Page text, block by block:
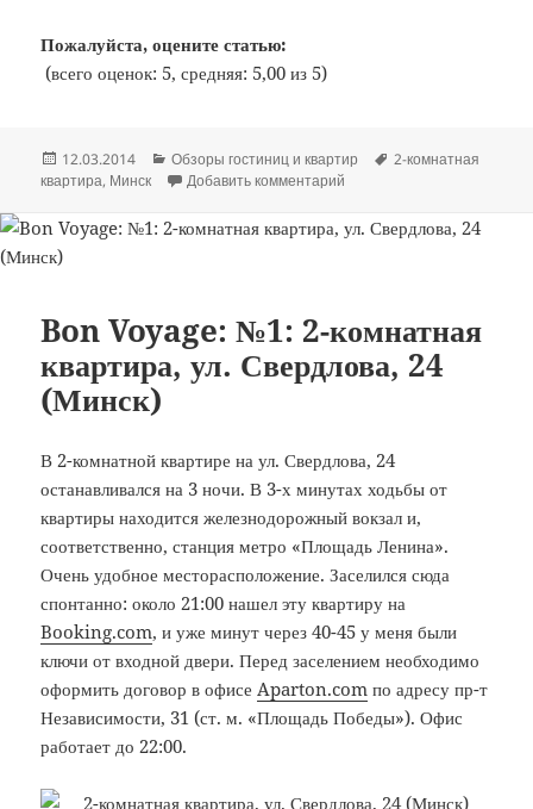
Пожалуйста, оцените статью:
(всего оценок: 5, средняя: 5,00 из 5)
Опубликовано
12.03.2014 Рубрики
Обзоры гостиниц и квартир Метки
2-комнатная
квартира, Минск Добавить комментарий
Bon Voyage: №1: 2-комнатная
квартира, ул. Свердлова, 24
(Минск)
В 2-комнатной квартире на ул. Свердлова, 24
останавливался на 3 ночи. В 3-х минутах ходьбы от
квартиры находится железнодорожный вокзал и,
соответственно, станция метро «Площадь Ленина».
Очень удобное месторасположение. Заселился сюда
спонтанно: около 21:00 нашел эту квартиру на
Booking.com, и уже минут через 40-45 у меня были
ключи от входной двери. Перед заселением необходимо
оформить договор в офисе Aparton.com по адресу пр-т
Независимости, 31 (ст. м. «Площадь Победы»). Офис
работает до 22:00.